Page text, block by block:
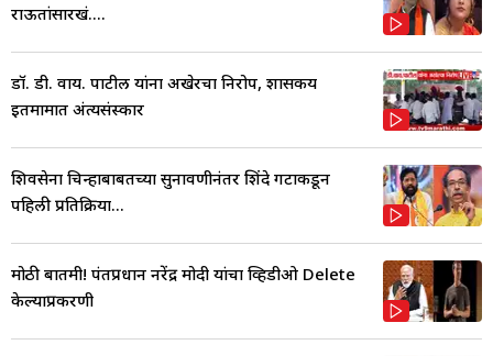
राऊतांसारखं....
डॉ. डी. वाय. पाटील यांना अखेरचा निरोप, शासकीय
इतमामात अंत्यसंस्कार
शिवसेना चिन्हाबाबतच्या सुनावणीनंतर शिंदे गटाकडून
पहिली प्रतिक्रिया...
मोठी बातमी! पंतप्रधान नरेंद्र मोदी यांचा व्हिडीओ Delete
केल्याप्रकरणी